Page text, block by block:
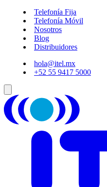
Telefonía Fija
Telefonía Móvil
Nosotros
Blog
Distribuidores
hola@itel.mx
+52 55 9417 5000